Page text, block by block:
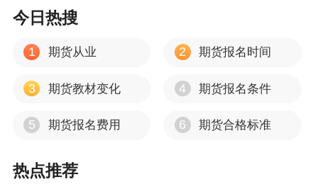
亩，年产油茶籽7000余吨，产值过亿元。太湖县
先后被列入“国家重点油茶基地县”“全国油茶产业
种植面积将发展到30万亩。
上期所和太湖县相关部门趁热打铁，拟以太
驻太湖县挂职副县长周军在证监会扶贫办指导
今日热搜
1 期货从业 2 期货报名时间
3 期货教材变化 4 期货报名条件
5 期货报名费用 6 期货合格标准
热点推荐